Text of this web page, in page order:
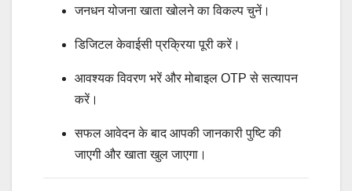
जनधन योजना खाता खोलने का विकल्प चुनें।
डिजिटल केवाईसी प्रक्रिया पूरी करें।
आवश्यक विवरण भरें और मोबाइल OTP से सत्यापन
करें।
सफल आवेदन के बाद आपकी जानकारी पुष्टि की
जाएगी और खाता खुल जाएगा।